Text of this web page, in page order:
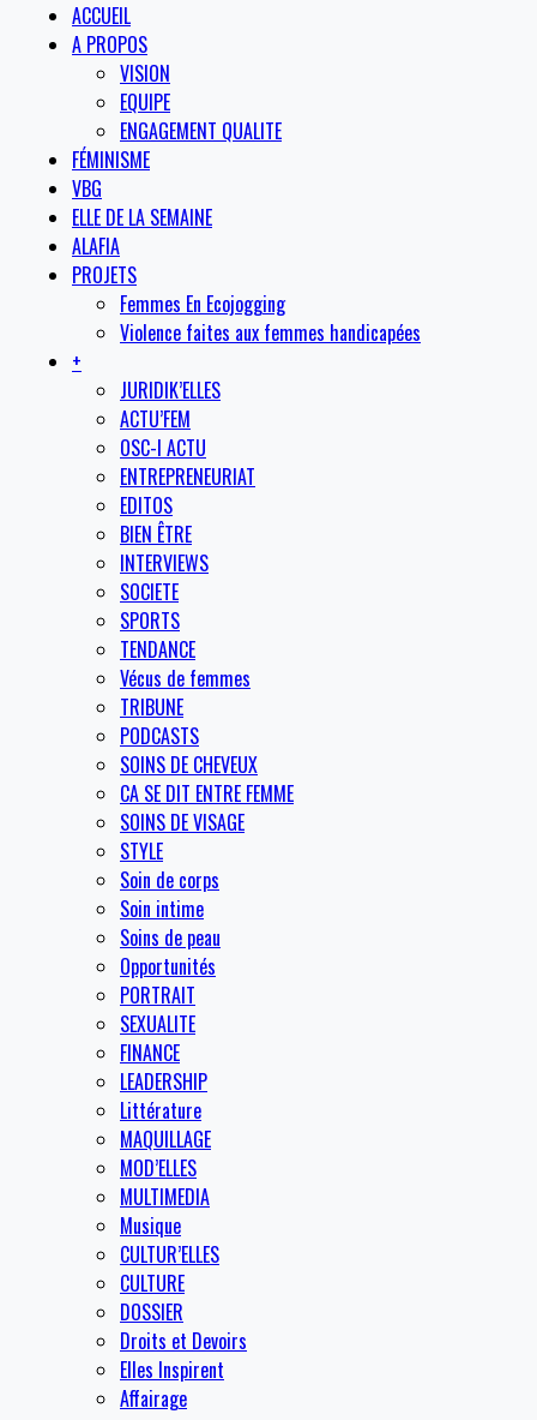
ACCUEIL
A PROPOS
VISION
EQUIPE
ENGAGEMENT QUALITE
FÉMINISME
VBG
ELLE DE LA SEMAINE
ALAFIA
PROJETS
Femmes En Ecojogging
Violence faites aux femmes handicapées
+
JURIDIK’ELLES
ACTU’FEM
OSC-I ACTU
ENTREPRENEURIAT
EDITOS
BIEN ÊTRE
INTERVIEWS
SOCIETE
SPORTS
TENDANCE
Vécus de femmes
TRIBUNE
PODCASTS
SOINS DE CHEVEUX
CA SE DIT ENTRE FEMME
SOINS DE VISAGE
STYLE
Soin de corps
Soin intime
Soins de peau
Opportunités
PORTRAIT
SEXUALITE
FINANCE
LEADERSHIP
Littérature
MAQUILLAGE
MOD’ELLES
MULTIMEDIA
Musique
CULTUR’ELLES
CULTURE
DOSSIER
Droits et Devoirs
Elles Inspirent
Affairage